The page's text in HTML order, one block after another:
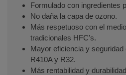
Formulado con ingredientes
No daña la capa de ozono.
Más respetuoso con el
tradicionales HFC's.
Mayor eficiencia y
R410A y R32.
Más rentabilidad y